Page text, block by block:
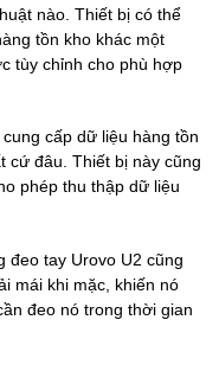
nào. Thiết bị có thể
tồn kho khác một
tùy chỉnh cho phù hợp
cấp dữ liệu hàng tồn
cứ đâu. Thiết bị này cũng
phép thu thập dữ liệu
đeo tay Urovo U2 cũng
mái khi mặc, khiến nó
đeo nó trong thời gian